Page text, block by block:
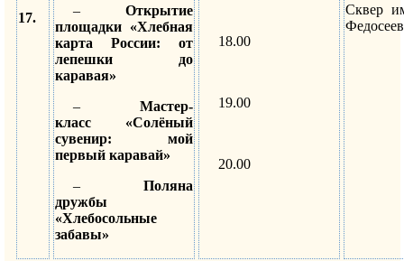
17.
– Открытие
площадки «Хлебная
карта России: от
лепешки до
каравая»
– Мастер-
класс «Солёный
сувенир: мой
первый каравай»
– Поляна
дружбы
«Хлебосольные
забавы»
18.00
19.00
20.00
Сквер